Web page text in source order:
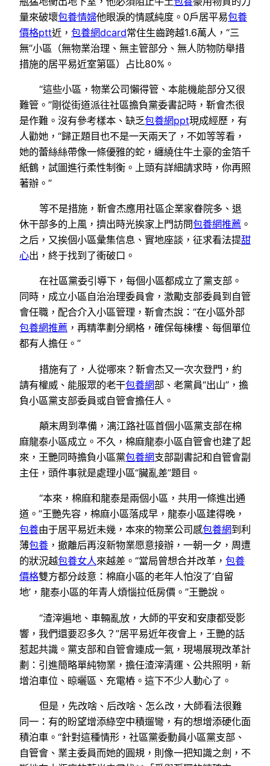
量來破壞包養情婦他眼淚的情感純度。0戶居平易包養
價格ptt近， 包養網dcard常住生齒跨越1.6萬人，“三
無”小區（無物業治理、無主管部分、無人防物防舉措
措施的居平易近室第區）占比80%。
“這些小區，物業公司懶得管、本能機能部分又很
難管。”剛從街道派往社區擔負黨委書記時，靳會杰很
是作難。沒有參考樣本、缺乏包養網ppt現成經歷，有
人勸她，“歸正題目也不是一天兩天了，不如等等看，
她的蕾絲絲帶像一條優雅的蛇，纏繞住牛土豪的金箔千
紙鶴，試圖進行柔性制衡。上頭有詳細請求時，你再照
著辦。”
等不是措施，靳會杰應用社區企業家眷院多、退
休干部多的上風，擠出時光挨家上門訪問包養網推薦 。
之后，又挨個小區彙集信息、實地座談，征求看法提甜
心出，終于找到了衝破口。
在社區黨委引導下，每個小區都成立了黨支部。
同時，成立小區自治治理委員會，激勵支部委員到自管
會任職，配合介入小區管理，靳會杰說：“在小區外部
包養網推薦 ，再精準劃分網格，確保每棟樓、每個單位
都有人擔任。”
措施有了，人從哪來？靳會杰又一次次登門，約
請有權威、能服眾的老干包養網部、老黨員“出山”，擔
負小區黨支部委員或自管會擔任人。
顛末周到準備，漓江路社區首個小區黨支部在棉
麻龍泰小區成立。不久，棉麻龍泰小區自管會也建了起
來，王艷同時擔負小區黨包養網支部副書記和自管會副
主任，頭件事就是處理小區“臟亂差”題目。
“本來，棉麻和龍泰是兩個小區，共用一條進出通
道。”王艷先容，棉麻小區落成早，龍泰小區建得晚，
包養由于居平易近未幾，本來的物業公司感包養網到利
薄包養 ，撤離后再沒新物業愿意接辦，一朝一夕，周遭
的狀況越包養女人來越差。“當局曾想合并改革， 包養
價格雙方都分歧意：棉麻小區的老年人怕沒了‘自留
地’，龍泰小區的年青人煩惱拉低房價。”王艷說。
“渣滓遍地、車輛亂放，大師的平安和安康都受影
響，我們還要忍多久？”居平易近年夜會上，王艷的話
惹起共識。黨支部和自管會連成一氣，現場展現改革計
劃：引進簡略單純物業，擔任渣滓清運、公共照明，新
增泊車位、晾曬區、充電樁。這下不少人動心了。
但是，先改啥、后改啥、怎么改，大師看法很難
同一：有的盼望增添綠空中積遛彎，有的想增添硬化面
積泊車。“針對這種情形，社區黨委動員小區黨支部、
自管會、業主委員而她的圓規，則像一把知識之劍，不